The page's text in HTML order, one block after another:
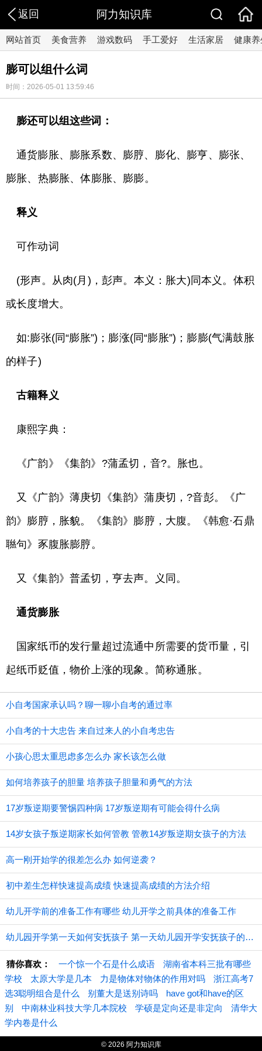
返回 阿力知识库
网站首页 美食营养 游戏数码 手工爱好 生活家居 健康养
膨可以组什么词
时间：2026-05-01 13:59:46
膨还可以组这些词：
通货膨胀、膨胀系数、膨脝、膨化、膨亨、膨张、
膨胀、热膨胀、体膨胀、膨膨。
释义
可作动词
(形声。从肉(月)，彭声。本义：胀大)同本义。体积
或长度增大。
如:膨张(同“膨胀”)；膨涨(同“膨胀”)；膨膨(气满鼓胀
的样子)
古籍释义
康熙字典：
《广韵》《集韵》?蒲孟切，音?。胀也。
又《广韵》薄庚切《集韵》蒲庚切，?音彭。《广
韵》膨脝，胀貌。《集韵》膨脝，大腹。《韩愈·石鼎
聮句》豕腹胀膨脝。
又《集韵》普孟切，亨去声。义同。
通货膨胀
国家纸币的发行量超过流通中所需要的货币量，引
起纸币贬值，物价上涨的现象。简称通胀。
小自考国家承认吗？聊一聊小自考的通过率
小自考的十大忠告 来自过来人的小自考忠告
小孩心思太重思虑多怎么办 家长该怎么做
如何培养孩子的胆量 培养孩子胆量和勇气的方法
17岁叛逆期要警惕四种病 17岁叛逆期有可能会得什么病
14岁女孩子叛逆期家长如何管教 管教14岁叛逆期女孩子的方法
高一刚开始学的很差怎么办 如何逆袭？
初中差生怎样快速提高成绩 快速提高成绩的方法介绍
幼儿开学前的准备工作有哪些 幼儿开学之前具体的准备工作
幼儿园开学第一天如何安抚孩子 第一天幼儿园开学安抚孩子的注意事项
猜你喜欢： 一个惊一个石是什么成语
湖南省本科三批有哪些
学校
太原大学是几本 力是物体对物体的作用对吗
浙江高考7
选3聪明组合是什么
别董大是送别诗吗
have got和have的区
别
中南林业科技大学几本院校 学硕是定向还是非定向
清华大
学内卷是什么
© 2026 阿力知识库